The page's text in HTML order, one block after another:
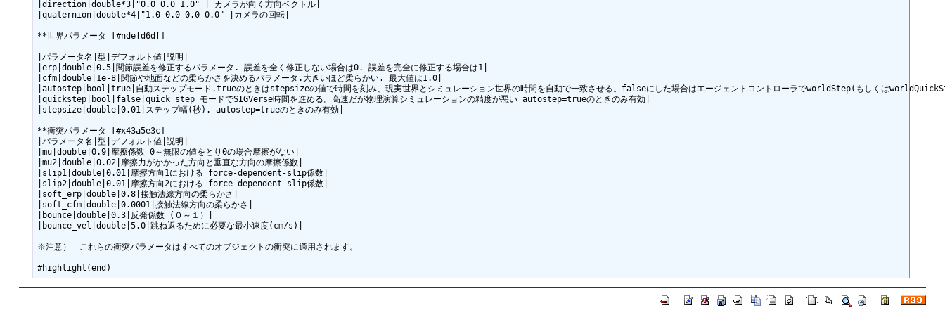
|direction|double*3|"0.0 0.0 1.0" | カメラが向く方向ベクトル|
|quaternion|double*4|"1.0 0.0 0.0 0.0" |カメラの回転|
**世界パラメータ [#ndefd6df]
|パラメータ名|型|デフォルト値|説明|
|erp|double|0.5|関節誤差を修正するパラメータ. 誤差を全く修正しない場合は0. 誤差を完全に修正する場合は1|
|cfm|double|1e-8|関節や地面などの柔らかさを決めるパラメータ.大きいほど柔らかい. 最大値は1.0|
|autostep|bool|true|自動ステップモード.trueのときはstepsizeの値で時間を刻み、現実世界とシミュレーション世界の時間を自動で一致させる。falseにした場合はエージェントコントローラでworldStep(もしくは
|quickstep|bool|false|quick step モードでSIGVerse時間を進める。高速だが物理演算シミュレーションの精度が悪い autostep=trueのときのみ有効|
|stepsize|double|0.01|ステップ幅(秒). autostep=trueのときのみ有効|
**衝突パラメータ [#x43a5e3c]
|パラメータ名|型|デフォルト値|説明|
|mu|double|0.9|摩擦係数 0～無限の値をとり0の場合摩擦がない|
|mu2|double|0.02|摩擦力がかかった方向と垂直な方向の摩擦係数|
|slip1|double|0.01|摩擦方向1における force-dependent-slip係数|
|slip2|double|0.01|摩擦方向2における force-dependent-slip係数|
|soft_erp|double|0.8|接触法線方向の柔らかさ|
|soft_cfm|double|0.0001|接触法線方向の柔らかさ|
|bounce|double|0.3|反発係数 (０～１）|
|bounce_vel|double|5.0|跳ね返るために必要な最小速度(cm/s)|
※注意）　これらの衝突パラメータはすべてのオブジェクトの衝突に適用されます。